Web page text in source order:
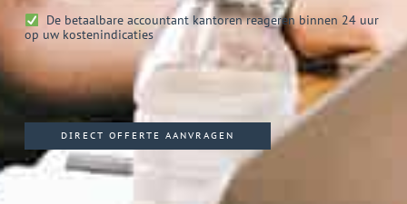
De betaalbare accountant kantoren reageren binnen 24 uur
op uw kostenindicaties
DIRECT OFFERTE AANVRAGEN